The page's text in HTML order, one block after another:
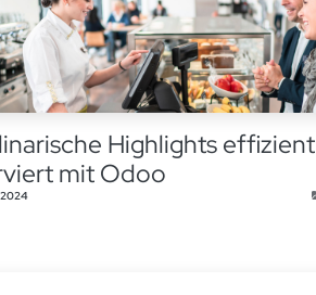
Highlights effizient
mit Odoo